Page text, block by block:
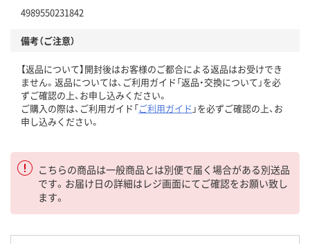
4989550231842
備考（ご注意）
【返品について】開封後はお客様のご都合による返品はお受けでき
ません。返品については、ご利用ガイド「返品・交換について」を必
ずご確認の上、お申し込みください。
ご購入の際は、ご利用ガイド「ご利用ガイド 」を必ずご確認の上、お
申し込みください。
こちらの商品は一般商品とは別便で届く場合がある別送品
です。お届け日の詳細はレジ画面にてご確認をお願い致し
ます。